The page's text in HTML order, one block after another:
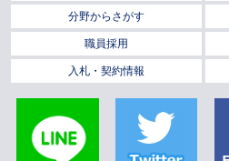
分野からさがす
職員採用
入札・契約情報
LINE Twitter